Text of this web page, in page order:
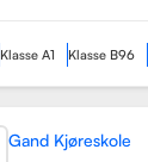
Klasse A1 Klasse B96
Gand Kjøreskole